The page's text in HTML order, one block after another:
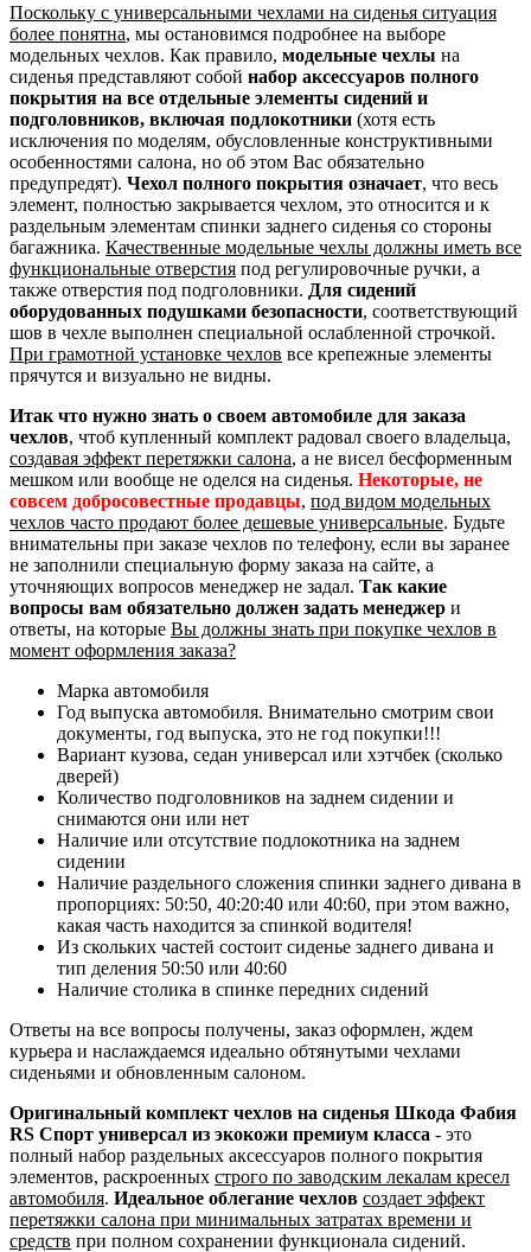
Поскольку с универсальными чехлами на сиденья ситуация
более понятна, мы остановимся подробнее на выборе
модельных чехлов. Как правило, модельные чехлы на
сиденья представляют собой набор аксессуаров полного
покрытия на все отдельные элементы сидений и
подголовников, включая подлокотники (хотя есть
исключения по моделям, обусловленные конструктивными
особенностями салона, но об этом Вас обязательно
предупредят). Чехол полного покрытия означает, что весь
элемент, полностью закрывается чехлом, это относится и к
раздельным элементам спинки заднего сиденья со стороны
багажника. Качественные модельные чехлы должны иметь все
функциональные отверстия под регулировочные ручки, а
также отверстия под подголовники. Для сидений
оборудованных подушками безопасности, соответствующий
шов в чехле выполнен специальной ослабленной строчкой.
При грамотной установке чехлов все крепежные элементы
прячутся и визуально не видны.
Итак что нужно знать о своем автомобиле для заказа
чехлов, чтоб купленный комплект радовал своего владельца,
создавая эффект перетяжки салона, а не висел бесформенным
мешком или вообще не оделся на сиденья. Некоторые, не
совсем добросовестные продавцы, под видом модельных
чехлов часто продают более дешевые универсальные. Будьте
внимательны при заказе чехлов по телефону, если вы заранее
не заполнили специальную форму заказа на сайте, а
уточняющих вопросов менеджер не задал. Так какие
вопросы вам обязательно должен задать менеджер и
ответы, на которые Вы должны знать при покупке чехлов в
момент оформления заказа?
Марка автомобиля
Год выпуска автомобиля. Внимательно смотрим свои
документы, год выпуска, это не год покупки!!!
Вариант кузова, седан универсал или хэтчбек (сколько
дверей)
Количество подголовников на заднем сидении и
снимаются они или нет
Наличие или отсутствие подлокотника на заднем
сидении
Наличие раздельного сложения спинки заднего дивана в
пропорциях: 50:50, 40:20:40 или 40:60, при этом важно,
какая часть находится за спинкой водителя!
Из скольких частей состоит сиденье заднего дивана и
тип деления 50:50 или 40:60
Наличие столика в спинке передних сидений
Ответы на все вопросы получены, заказ оформлен, ждем
курьера и наслаждаемся идеально обтянутыми чехлами
сиденьями и обновленным салоном.
Оригинальный комплект чехлов на сиденья Шкода Фабия
RS Спорт универсал из экокожи премиум класса - это
полный набор раздельных аксессуаров полного покрытия
элементов, раскроенных строго по заводским лекалам кресел
автомобиля. Идеальное облегание чехлов создает эффект
перетяжки салона при минимальных затратах времени и
средств при полном сохранении функционала сидений.